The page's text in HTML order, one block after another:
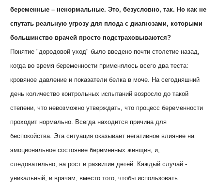
беременные – ненормальные. Это, безусловно, так. Но как не
спутать реальную угрозу для плода с диагнозами, которыми
большинство врачей просто подстраховываются?
Понятие "дородовой уход" было введено почти столетие назад,
когда во время беременности применялось всего два теста:
кровяное давление и показатели белка в моче. На сегодняшний
день количество контрольных испытаний возросло до такой
степени, что невозможно утверждать, что процесс беременности
проходит нормально. Всегда находится причина для
беспокойства. Эта ситуация оказывает негативное влияние на
эмоциональное состояние беременных женщин, и,
следовательно, на рост и развитие детей. Каждый случай -
уникальный, и врачам, вместо того, чтобы использовать